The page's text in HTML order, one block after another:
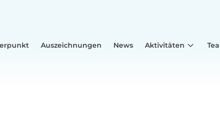
Auszeichnungen News Aktivitäten